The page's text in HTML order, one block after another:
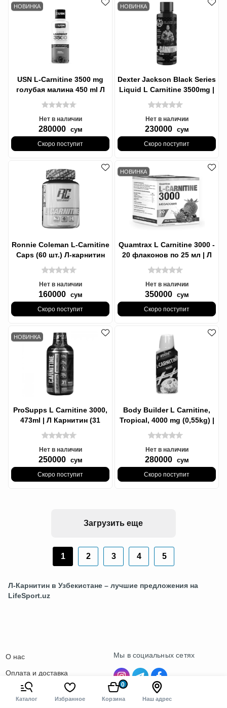
НОВИНКА
USN L-Carnitine 3500 mg
голубая малина 450 ml Л
карнитин жидкий
Нет в наличии
280000 сум
Скоро поступит
НОВИНКА
Dexter Jackson Black Series
Liquid L Carnitine 3500mg |
Жидкий Л карнитин
Нет в наличии
230000 сум
Скоро поступит
Ronnie Coleman L-Carnitine
Caps (60 шт.) Л-карнитин
Нет в наличии
160000 сум
Скоро поступит
НОВИНКА
Quamtrax L Carnitine 3000 -
20 флаконов по 25 мл | Л
Карнитин Wild Fruits
Нет в наличии
350000 сум
Скоро поступит
НОВИНКА
ProSupps L Carnitine 3000,
473ml | Л Карнитин (31
порция)
Нет в наличии
250000 сум
Скоро поступит
Body Builder L Carnitine,
Tropical, 4000 mg (0,55kg) |
Бодибилдер L-карнитин,
Нет в наличии
280000 сум
Скоро поступит
Загрузить еще
1 2 3 4 5
Л-Карнитин в Узбекистане – лучшие предложения на
LifeSport.uz
Каталог Избранное Корзина
0
Наш адрес
О нас
Оплата и доставка
Контакты
Мы в социальных сетях